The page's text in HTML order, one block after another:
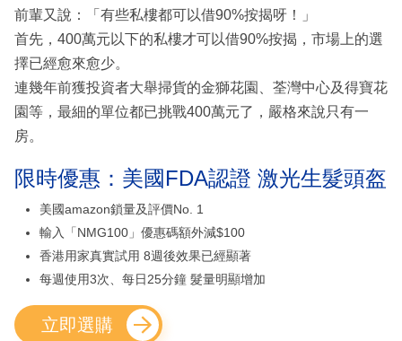
前輩又說：「有些私樓都可以借90%按揭呀！」
首先，400萬元以下的私樓才可以借90%按揭，市場上的選
擇已經愈來愈少。
連幾年前獲投資者大舉掃貨的金獅花園、荃灣中心及得寶花
園等，最細的單位都已挑戰400萬元了，嚴格來說只有一
房。
限時優惠：美國FDA認證 激光生髮頭盔
美國amazon鎖量及評價No. 1
輸入「NMG100」優惠碼額外減$100
香港用家真實試用 8週後效果已經顯著
每週使用3次、每日25分鐘 髮量明顯增加
立即選購